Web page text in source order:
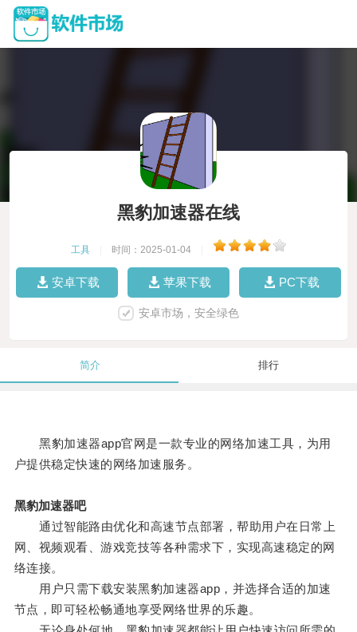
黑豹加速器在线
工具 时间：2025-01-04
安卓下载 苹果下载 PC下载
安卓市场，安全绿色
简介 排行
黑豹加速器app官网是一款专业的网络加速工具，为用
户提供稳定快速的网络加速服务。
黑豹加速器吧
通过智能路由优化和高速节点部署，帮助用户在日常上
网、视频观看、游戏竞技等各种需求下，实现高速稳定的网
络连接。
用户只需下载安装黑豹加速器app，并选择合适的加速
节点，即可轻松畅通地享受网络世界的乐趣。